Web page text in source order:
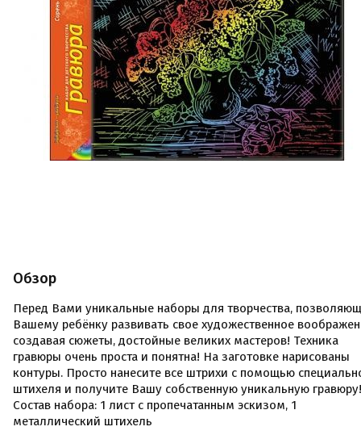
Обзор
Перед Вами уникальные наборы для творчества,
Вашему ребёнку развивать свое художественное
создавая сюжеты, достойные великих мастеров! Техника
гравюры очень проста и понятна! На заготовке нарисованы
контуры. Просто нанесите все штрихи с помощью
штихеля и получите Вашу собственную уникальную гравюру!
Состав набора: 1 лист с пропечатанным эскизом, 1
металлический штихель